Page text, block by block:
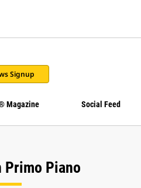
Signup
Magazine Social Feed
Piano